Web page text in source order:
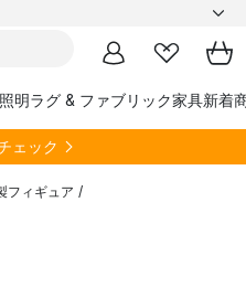
照明ラグ & ファブリック家具新着
ェック
フィギュア /